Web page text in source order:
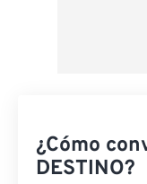
¿Cómo
DESTINO?